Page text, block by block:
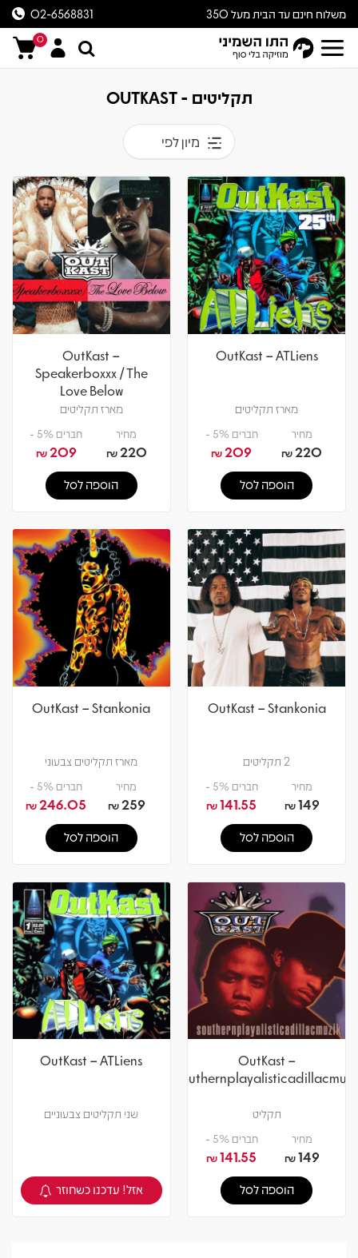
משלוח חינם עד הבית מעל 350
ש״ח
02-6568831
0
תקליטים - OUTKAST
מיון לפי
OutKast – ATLiens
מארז תקליטים
מחיר
220
₪
חברים 5% -
209
₪
הוספה לסל
OutKast –
Speakerboxxx / The
Love Below
מארז תקליטים
מחיר
220
₪
חברים 5% -
209
₪
הוספה לסל
OutKast – Stankonia
2 תקליטים
מחיר
149
₪
חברים 5% -
141.55
₪
הוספה לסל
OutKast – Stankonia
מארז תקליטים צבעוני
מחיר
259
₪
חברים 5% -
246.05
₪
הוספה לסל
OutKast –
תקליט
מחיר
149
₪
חברים 5% -
141.55
₪
הוספה לסל
OutKast – ATLiens
שני תקליטים צבעוניים
צפיה במוצר
אזל! עדכנו כשחוזר